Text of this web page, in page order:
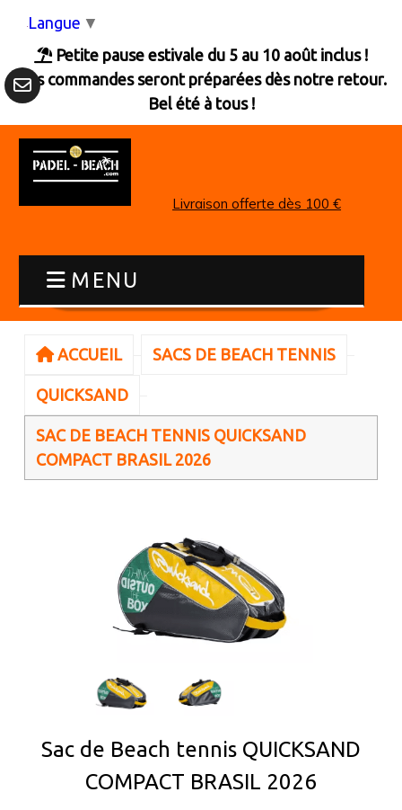
 Petite pause estivale du 5 au 10 août inclus !
Les commandes seront préparées dès notre retour.
Bel été à tous !
Livraison offerte dès 100 €
MENU
ACCUEIL SACS DE BEACH TENNIS
QUICKSAND
SAC DE BEACH TENNIS QUICKSAND
COMPACT BRASIL 2026
Sac de Beach tennis QUICKSAND
COMPACT BRASIL 2026
Langue ▼